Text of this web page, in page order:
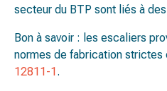
secteur du BTP sont liés à
Bon à savoir : les escaliers
normes de fabrication strictes
12811-1.